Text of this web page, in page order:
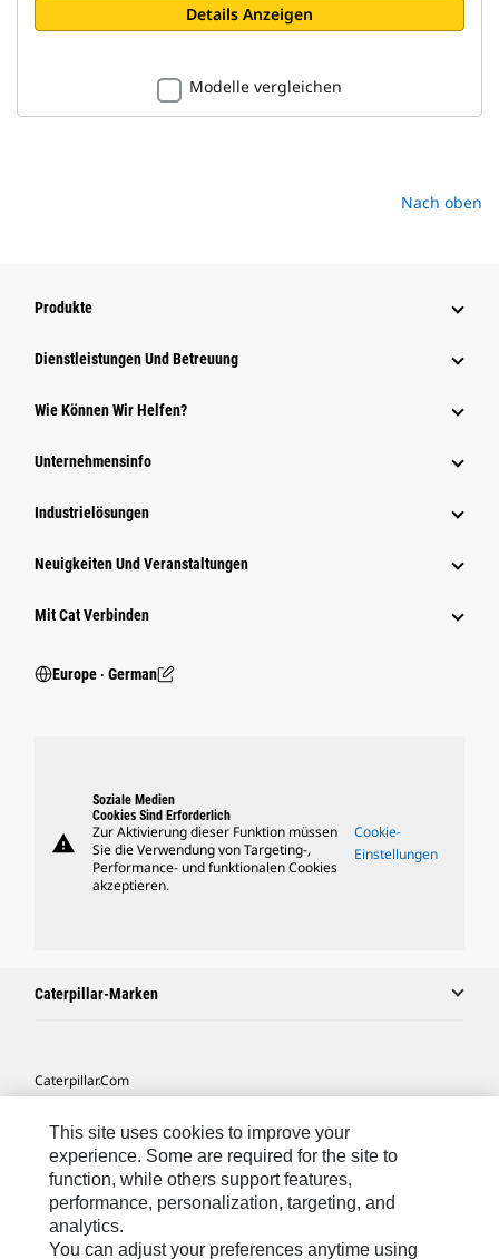
Details Anzeigen
Modelle vergleichen
Nach oben
Produkte
Dienstleistungen Und Betreuung
Wie Können Wir Helfen?
Unternehmensinfo
Industrielösungen
Neuigkeiten Und Veranstaltungen
Mit Cat Verbinden
Europe ‧ German
warning
Soziale Medien
Cookies Sind Erforderlich
Zur Aktivierung dieser Funktion müssen
Sie die Verwendung von Targeting-,
Performance- und funktionalen Cookies
akzeptieren.
Cookie-
Einstellungen
Caterpillar-Marken
Caterpillar.com
Meine Marketing-Präferenzen
Seitenübersicht
Cookie Settings
This site uses cookies to improve your
experience. Some are required for the site to
function, while others support features,
performance, personalization, targeting, and
analytics.
You can adjust your preferences anytime using